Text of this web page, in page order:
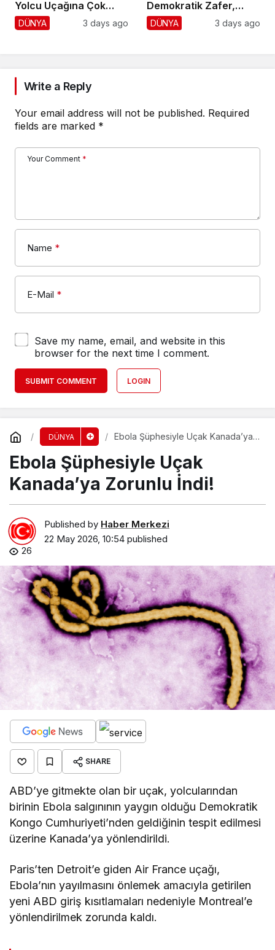
Yolcu Uçağına Çok
Yaklaştı!
DÜNYA 3 days ago
Demokratik Zafer,
Cumhuriyetçilere
DÜNYA 3 days ago
Write a Reply
Your email address will not be published. Required
fields are marked *
Your Comment *
Name *
E-Mail *
Save my name, email, and website in this
browser for the next time I comment.
SUBMIT COMMENT LOGIN
DÜNYA
Ebola Şüphesiyle Uçak Kanada’ya
Ebola Şüphesiyle Uçak
Kanada’ya Zorunlu İndi!
Published by Haber Merkezi
22 May 2026, 10:54 published
26
SHARE
ABD’ye gitmekte olan bir uçak, yolcularından
birinin Ebola salgınının yaygın olduğu Demokratik
Kongo Cumhuriyeti’nden geldiğinin tespit edilmesi
üzerine Kanada’ya yönlendirildi.
Paris’ten Detroit’e giden Air France uçağı,
Ebola’nın yayılmasını önlemek amacıyla getirilen
yeni ABD giriş kısıtlamaları nedeniyle Montreal’e
yönlendirilmek zorunda kaldı.